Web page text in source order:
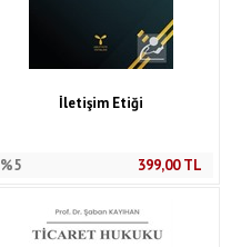
İletişim Etiği
%5 399,00TL